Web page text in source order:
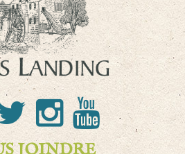
JOINDRE